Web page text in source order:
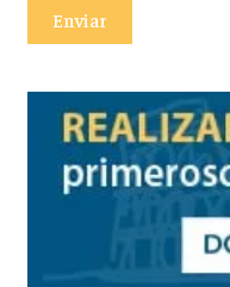
Enviar